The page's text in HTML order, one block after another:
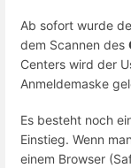
Ab sofort wurde
dem Scannen des
Centers wird der
Anmeldemaske
Es besteht noch
Einstieg. Wenn
einem Browser